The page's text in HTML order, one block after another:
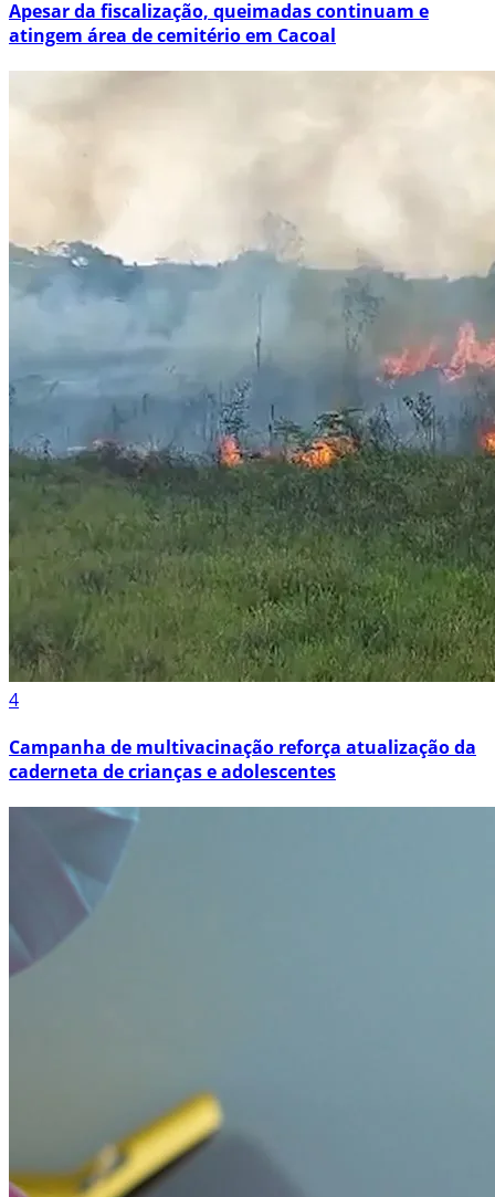
Apesar da fiscalização, queimadas continuam e
atingem área de cemitério em Cacoal
4
Campanha de multivacinação reforça atualização da
caderneta de crianças e adolescentes